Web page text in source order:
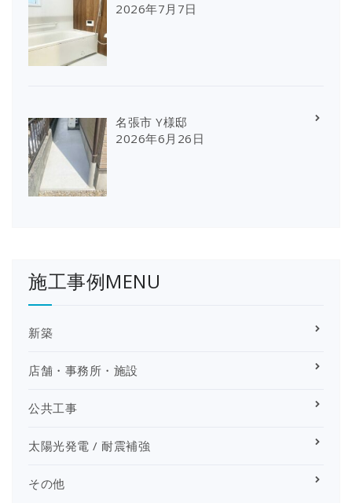
2026年7月7日
名張市 Y様邸
2026年6月26日
施工事例MENU
新築
店舗・事務所・施設
公共工事
太陽光発電 / 耐震補強
その他